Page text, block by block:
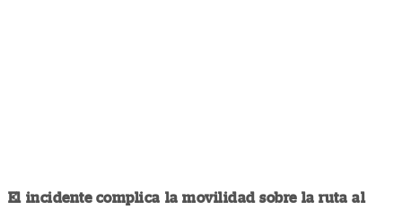
El incidente complica la movilidad sobre la ruta al